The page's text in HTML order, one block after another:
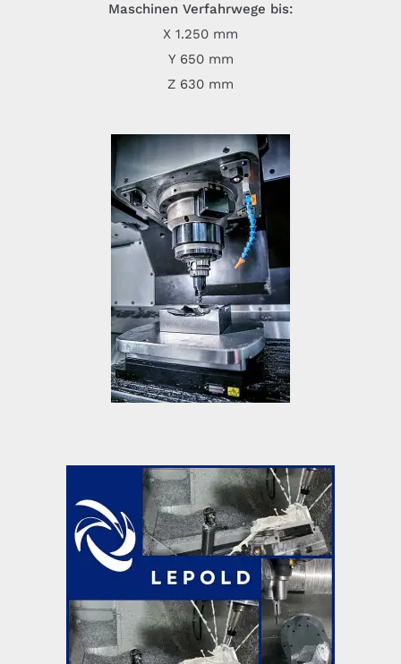
Maschinen Verfahrwege bis:
X 1.250 mm
Y 650 mm
Z 630 mm